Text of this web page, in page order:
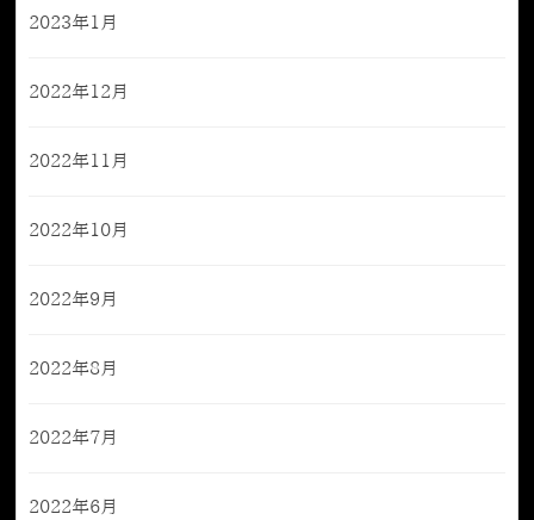
2023年1月
2022年12月
2022年11月
2022年10月
2022年9月
2022年8月
2022年7月
2022年6月